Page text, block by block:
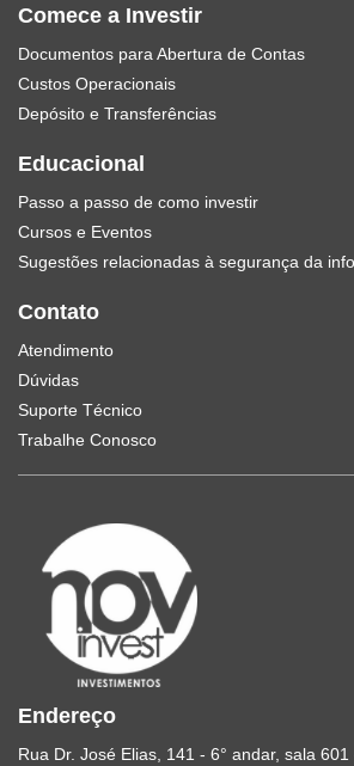
Comece a Investir
Documentos para Abertura de Contas
Custos Operacionais
Depósito e Transferências
Educacional
Passo a passo de como investir
Cursos e Eventos
Sugestões relacionadas à segurança da
Contato
Atendimento
Dúvidas
Suporte Técnico
Trabalhe Conosco
Endereço
Rua Dr. José Elias, 141 - 6° andar, sala 601